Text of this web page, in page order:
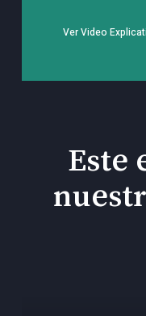
Ver Video
Este